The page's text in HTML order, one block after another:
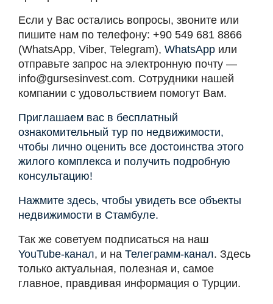
Если у Вас остались вопросы, звоните или
пишите нам по телефону: +90 549 681 8866
(WhatsApp, Viber, Telegram), WhatsApp или
отправьте запрос на электронную почту —
info@gursesinvest.com. Сотрудники нашей
компании с удовольствием помогут Вам.
Приглашаем вас в бесплатный
ознакомительный тур по недвижимости,
чтобы лично оценить все достоинства этого
жилого комплекса и получить подробную
консультацию!
Нажмите здесь, чтобы увидеть все объекты
недвижимости в Стамбуле.
Так же советуем подписаться на наш
YouTube-канал, и на Телеграмм-канал. Здесь
только актуальная, полезная и, самое
главное, правдивая информация о Турции.